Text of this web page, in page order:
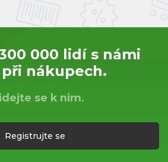
000 lidí s námi
nákupech.
se k nim.
Registrujte se